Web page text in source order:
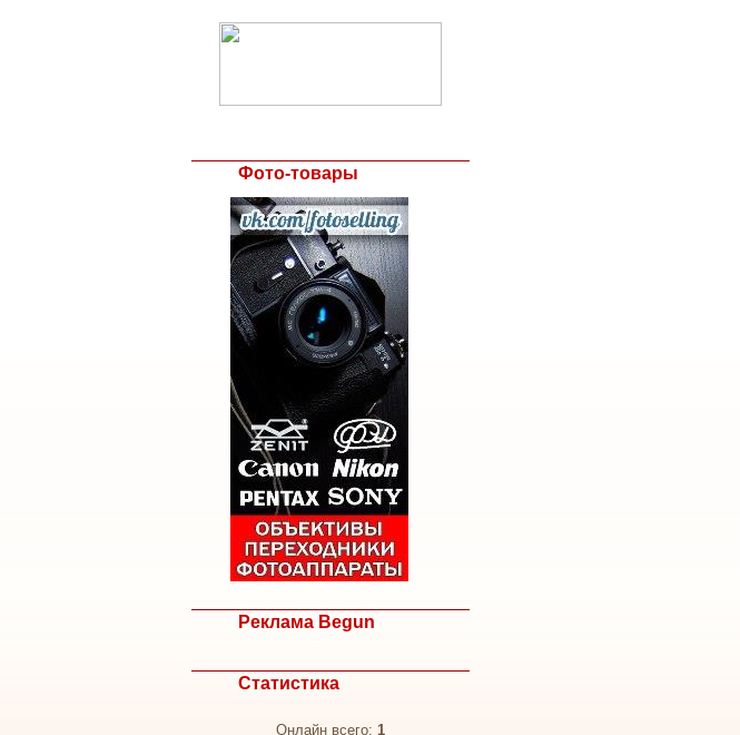
Фото-товары
Реклама Begun
Статистика
Онлайн всего: 1